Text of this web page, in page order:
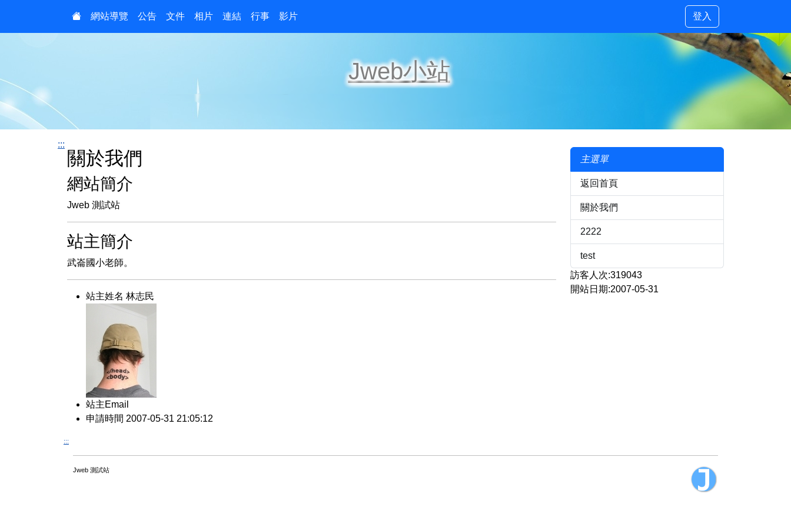
網站導覽
公告 文件 相片 連結 行事 影片 登入
Jweb小站
:::
關於我們
網站簡介
Jweb 測試站
站主簡介
武崙國小老師。
站主姓名 林志民
站主Email
申請時間 2007-05-31 21:05:12
主選單
返回首頁
關於我們
2222
test
訪客人次:319043
開站日期:2007-05-31
:::
Jweb 測試站